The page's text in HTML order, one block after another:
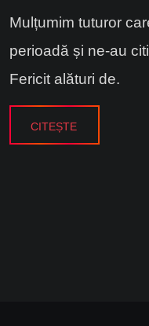
Mulțumim tuturor
perioadă și ne-au
Fericit alături de.
CITEȘTE